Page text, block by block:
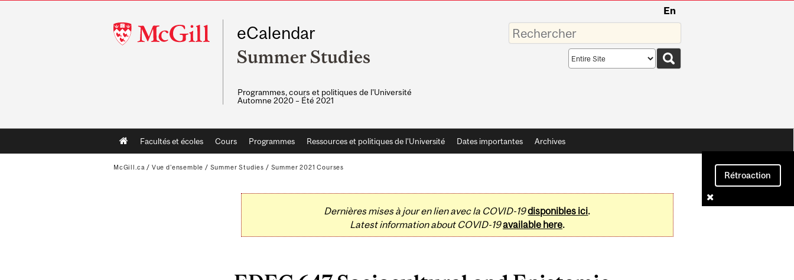
McGill
University
En
eCalendar
Summer Studies
Programmes, cours et politiques de l'Université
Automne 2020 – Été 2021
Saisissez
vos
mots-
Search
scope
Main
navigation
Facultés et écoles Cours Programmes Ressources et politiques de l'Université Dates importantes Archives
Rétroaction
McGill.ca / Vue d'ensemble / Summer Studies / Summer 2021 Courses
Dernières mises à jour en lien avec la COVID-19disponibles ici.
Latest information about COVID-19available here.